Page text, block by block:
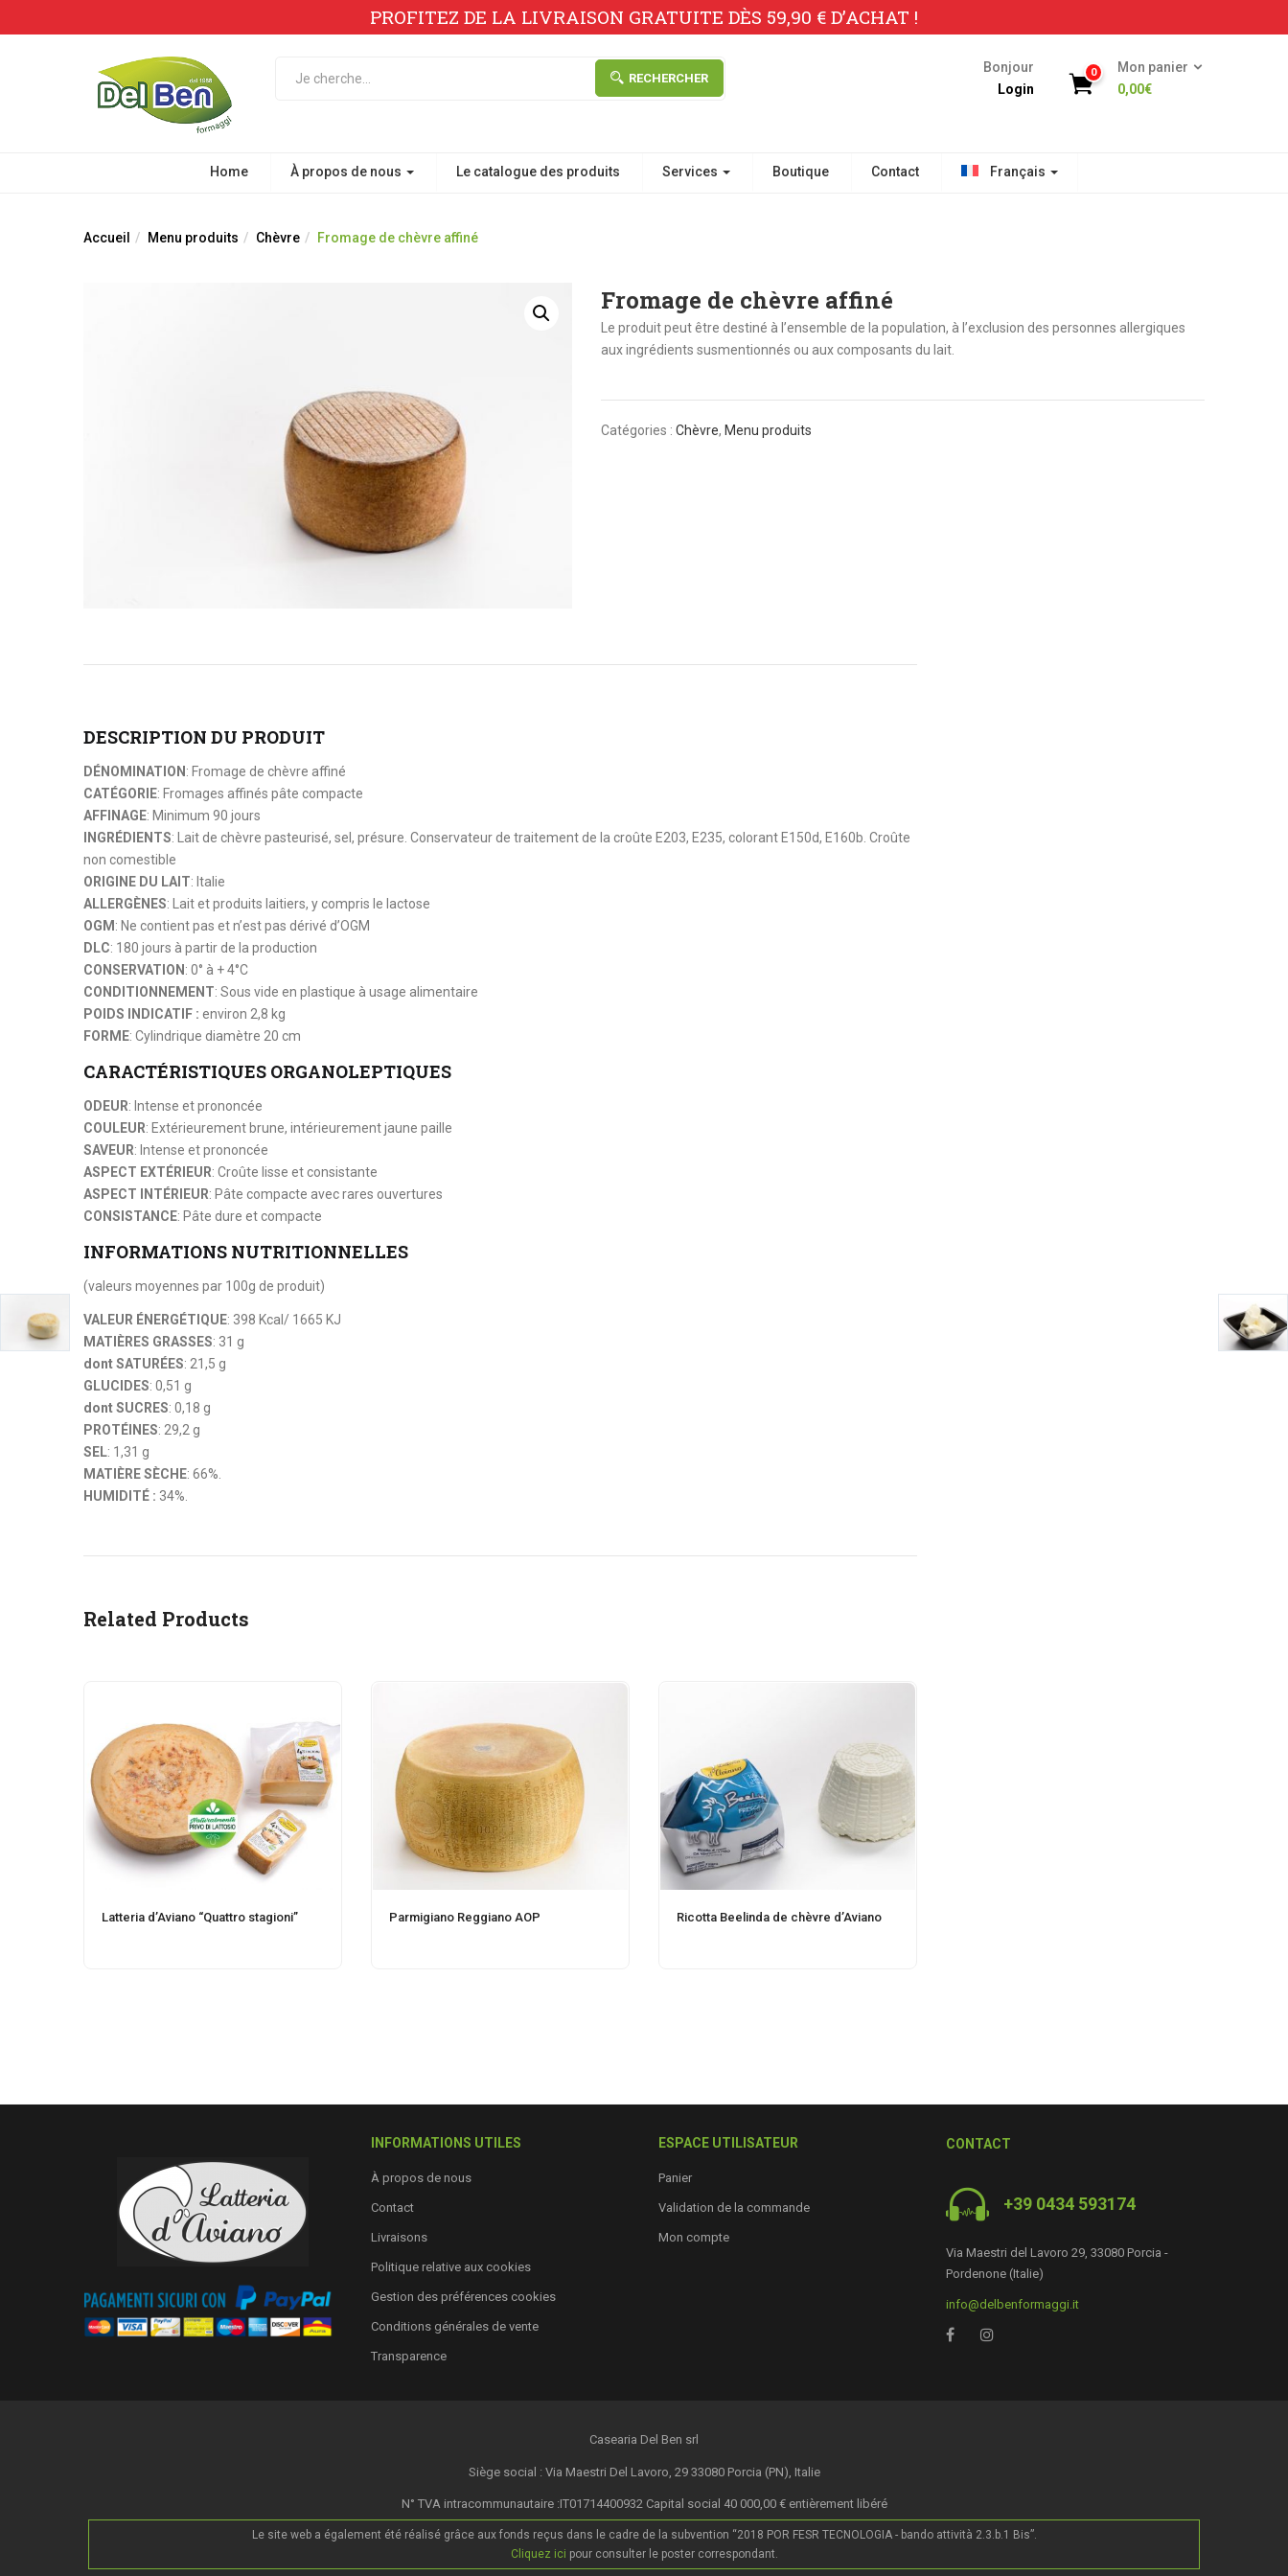
PROFITEZ DE LA LIVRAISON GRATUITE DÈS 59,90 € D’ACHAT !
RECHERCHER
Bonjour
Login
0
Mon panier
0,00€
Home À propos de nous Le catalogue des produits Services Boutique Contact Français
Accueil Menu produits Chèvre Fromage de chèvre affiné
Fromage de chèvre affiné
Le produit peut être destiné à l’ensemble de la population, à l’exclusion des personnes allergiques
aux ingrédients susmentionnés ou aux composants du lait.
Catégories : Chèvre, Menu produits
DESCRIPTION DU PRODUIT
DÉNOMINATION : Fromage de chèvre affiné
CATÉGORIE: Fromages affinés pâte compacte
AFFINAGE: Minimum 90 jours
INGRÉDIENTS: Lait de chèvre pasteurisé, sel, présure. Conservateur de traitement de la croûte E203, E235, colorant E150d, E160b. Croûte
non comestible
ORIGINE DU LAIT: Italie
ALLERGÈNES: Lait et produits laitiers, y compris le lactose
OGM : Ne contient pas et n’est pas dérivé d’OGM
DLC: 180 jours à partir de la production
CONSERVATION : 0° à + 4°C
CONDITIONNEMENT: Sous vide en plastique à usage alimentaire
POIDS INDICATIF : environ 2,8 kg
FORME: Cylindrique diamètre 20 cm
CARACTÉRISTIQUES ORGANOLEPTIQUES
ODEUR: Intense et prononcée
COULEUR: Extérieurement brune, intérieurement jaune paille
SAVEUR: Intense et prononcée
ASPECT EXTÉRIEUR: Croûte lisse et consistante
ASPECT INTÉRIEUR: Pâte compacte avec rares ouvertures
CONSISTANCE: Pâte dure et compacte
INFORMATIONS NUTRITIONNELLES
(valeurs moyennes par 100g de produit)
VALEUR ÉNERGÉTIQUE: 398 Kcal/ 1665 KJ
MATIÈRES GRASSES: 31 g
dont SATURÉES: 21,5 g
GLUCIDES: 0,51 g
dont SUCRES: 0,18 g
PROTÉINES: 29,2 g
SEL: 1,31 g
MATIÈRE SÈCHE: 66%.
HUMIDITÉ : 34%.
Related Products
Latteria d’Aviano “Quattro stagioni” Parmigiano Reggiano AOP Ricotta Beelinda de chèvre d’Aviano
INFORMATIONS UTILES
À propos de nous
Contact
Livraisons
Politique relative aux cookies
Gestion des préférences cookies
Conditions générales de vente
Transparence
ESPACE UTILISATEUR
Panier
Validation de la commande
Mon compte
CONTACT
+39 0434 593174
Via Maestri del Lavoro 29, 33080 Porcia -
Pordenone (Italie)
info@delbenformaggi.it
Casearia Del Ben srl
Siège social : Via Maestri Del Lavoro, 29 33080 Porcia (PN), Italie
N° TVA intracommunautaire :IT01714400932 Capital social 40 000,00 € entièrement libéré
Le site web a également été réalisé grâce aux fonds reçus dans le cadre de la subvention “2018 POR FESR TECNOLOGIA - bando attività 2.3.b.1 Bis”.
Cliquez ici pour consulter le poster correspondant.